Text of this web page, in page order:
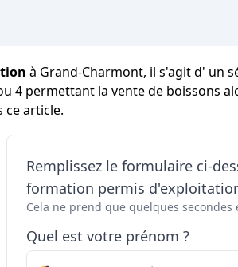
à Grand-Charmont, il s'agit d' un
4 permettant la vente de boissons
ce article.
Remplissez le formulaire ci-
formation permis
Cela ne prend que quelques secondes
Quel est votre prénom ?